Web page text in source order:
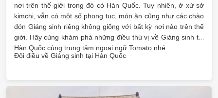
nơi trên thế giới trong đó có Hàn Quốc. Tuy nhiên, ở xứ sở
kimchi, vẫn có một số phong tục, món ăn cũng như các chào
đón Giáng sinh riêng không giống với bất kỳ nơi nào trên thế
giới. Hãy cùng khám phá những điều thú vị về Giáng sinh tại
Hàn Quốc cùng trung tâm ngoại ngữ Tomato nhé.
Đôi điều về Giáng sinh tại Hàn Quốc